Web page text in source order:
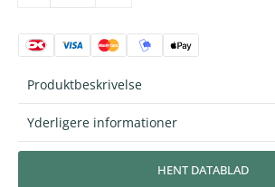
Produktbeskrivelse
Yderligere informationer
HENT DATABLAD